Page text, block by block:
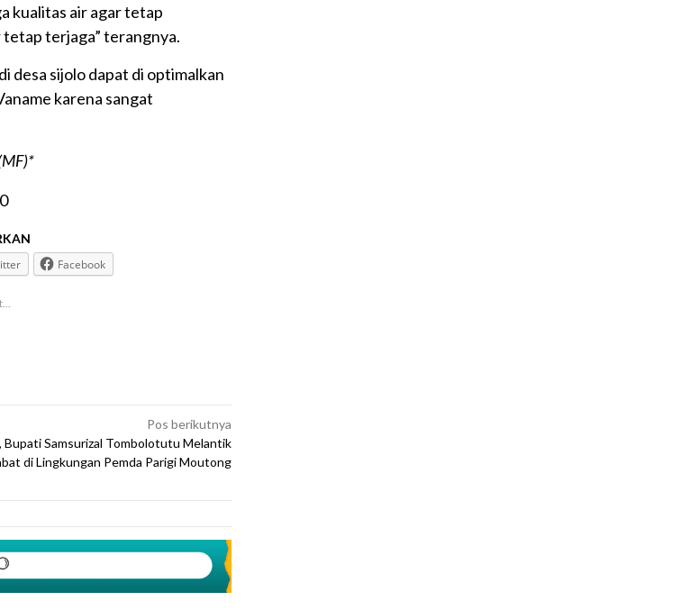
kualitas air agar tetap
terjaga” terangnya.
desa sijolo dapat di optimalkan
karena sangat
Facebook
Pos berikutnya
Bupati Samsurizal Tombolotutu Melantik
di Lingkungan Pemda Parigi Moutong